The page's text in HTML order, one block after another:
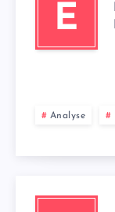
E
Analyse